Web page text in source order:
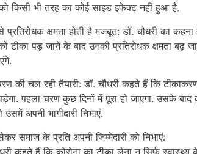
किसी भी तरह का कोई साइड इफेक्ट नहीं हुआ है.
प्रतिरोधक क्षमता होती है मजबूत: डॉ. चौधरी का
टीका पड़ जाने के बाद उनकी प्रतिरोधक क्षमता बढ़
की चल रही तैयारी: डॉ. चौधरी कहते हैं कि टीकाकरण
पहला चरण कुछ दिनों में पूरा हो जाएगा. उसके
उसमें अपनी भागीदारी निभाएं.
समाज के प्रति अपनी जिम्मेदारी को निभाएं:
कहते हैं कि कोरोना का टीका लेना न सिर्फ